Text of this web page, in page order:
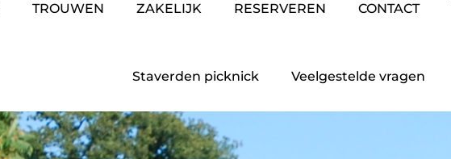
TROUWEN ZAKELIJK RESERVEREN CONTACT
Staverden picknick Veelgestelde vragen